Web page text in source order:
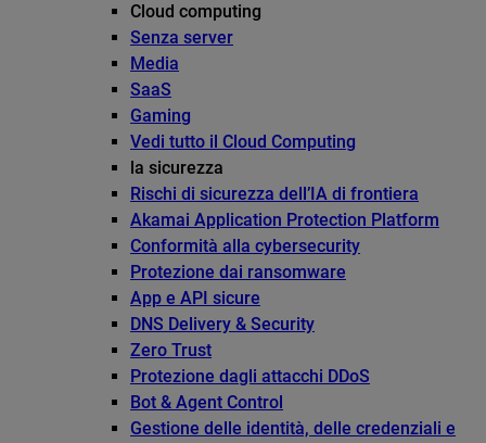
Cloud computing
Senza server
Media
SaaS
Gaming
Vedi tutto il Cloud Computing
la sicurezza
Rischi di sicurezza dell’IA di frontiera
Akamai Application Protection Platform
Conformità alla cybersecurity
Protezione dai ransomware
App e API sicure
DNS Delivery & Security
Zero Trust
Protezione dagli attacchi DDoS
Bot & Agent Control
Gestione delle identità, delle credenziali e